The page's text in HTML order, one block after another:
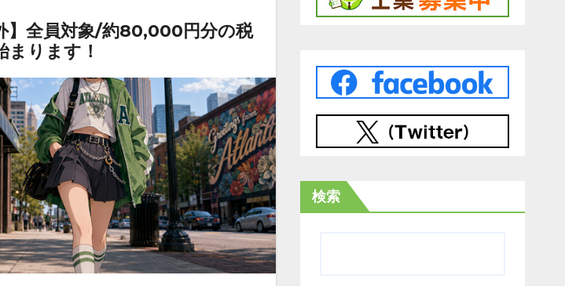
】全員対象/約80,000円分の税
まります！
検索